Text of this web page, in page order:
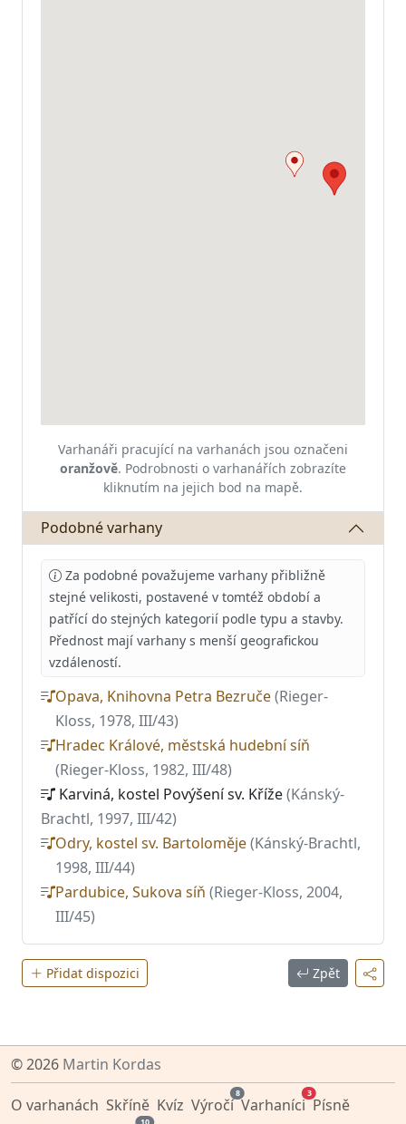
Varhanáři pracující na varhanách jsou označeni
oranžově. Podrobnosti o varhanářích zobrazíte
kliknutím na jejich bod na mapě.
Podobné varhany
Za podobné považujeme varhany přibližně
stejné velikosti, postavené v tomtéž období a
patřící do stejných kategorií podle typu a stavby.
Přednost mají varhany s menší geografickou
vzdáleností.
Opava, Knihovna Petra Bezruče(Rieger-
Kloss, 1978, III/43)
Hradec Králové, městská hudební síň
(Rieger-Kloss, 1982, III/48)
Karviná, kostel Povýšení sv. Kříže(Kánský-
Brachtl, 1997, III/42)
Odry, kostel sv. Bartoloměje(Kánský-Brachtl,
1998, III/44)
Pardubice, Sukova síň (Rieger-Kloss, 2004,
III/45)
Přidat dispozici Zpět
© 2026 Martin Kordas
O varhanách Skříně Kvíz Výročí
8
Varhaníci
3
Písně